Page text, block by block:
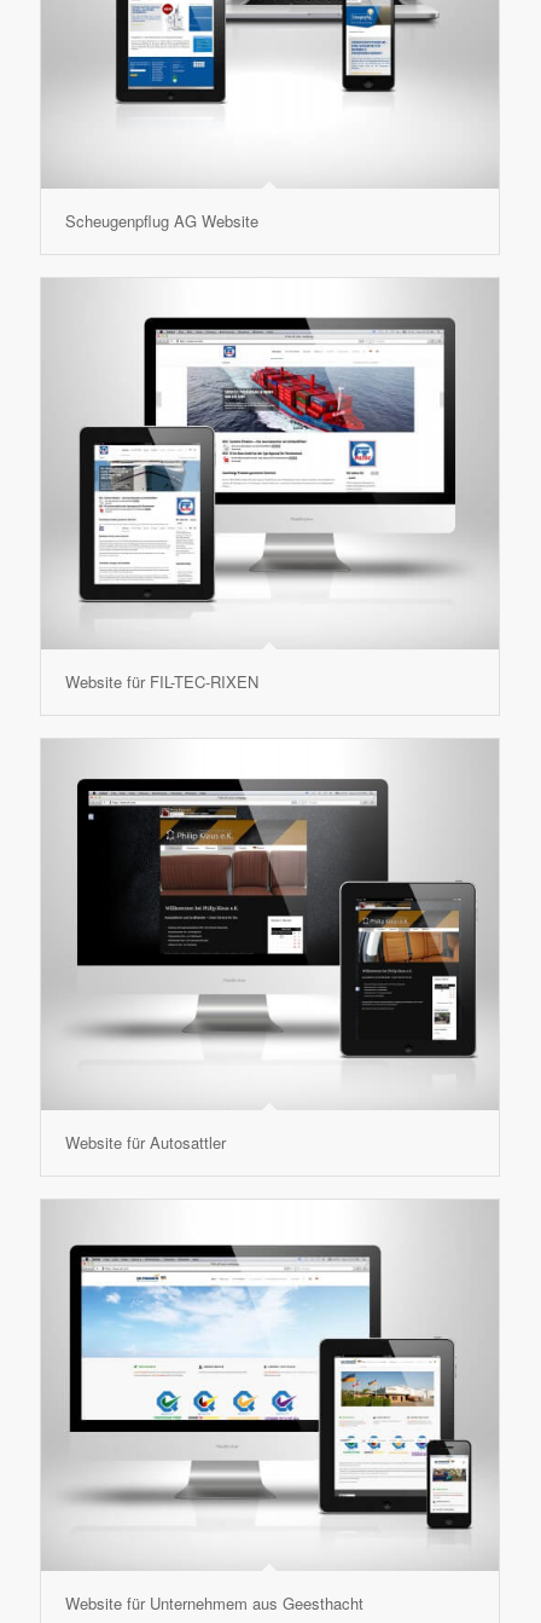
Scheugenpflug AG Website
Website für FIL-TEC-RIXEN
Website für Autosattler
Website für Unternehmem aus Geesthacht